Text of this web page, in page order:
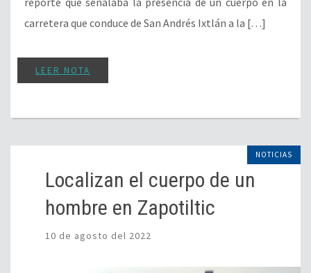
carretera que conduce de San Andrés Ixtlán a la […]
LEER NOTA
NOTICIAS
Localizan el cuerpo de un
hombre en Zapotiltic
10 de agosto del 2022